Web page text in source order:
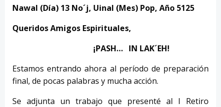
Nawal (Día) 13 No´j, Uinal (Mes) Pop, Año 5125
Queridos Amigos Espirituales,
¡PASH… IN LAK´EH!
Estamos entrando ahora al período de preparación
final, de pocas palabras y mucha acción.
Se adjunta un trabajo que presenté al I Retiro